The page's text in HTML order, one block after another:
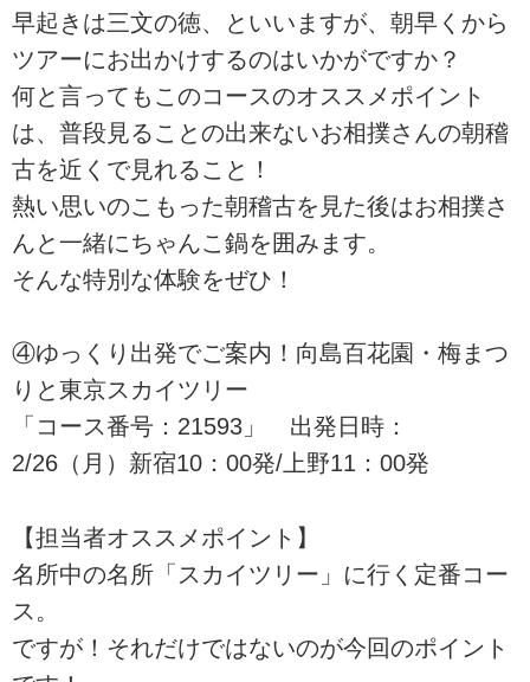
早起きは三文の徳、といいますが、朝早くから
ツアーにお出かけするのはいかがですか？
何と言ってもこのコースのオススメポイント
は、普段見ることの出来ないお相撲さんの朝稽
古を近くで見れること！
熱い思いのこもった朝稽古を見た後はお相撲さ
んと一緒にちゃんこ鍋を囲みます。
そんな特別な体験をぜひ！
④ゆっくり出発でご案内！向島百花園・梅まつ
りと東京スカイツリー
「コース番号：21593」 出発日時：
2/26（月）新宿10：00発/上野11：00発
【担当者オススメポイント】
名所中の名所「スカイツリー」に行く定番コー
ス。
ですが！それだけではないのが今回のポイント